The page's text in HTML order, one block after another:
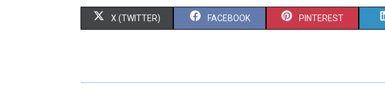
X (TWITTER) FACEBOOK PINTEREST